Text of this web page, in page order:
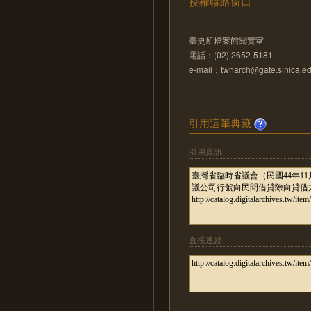
臺史所檔案館閱覽室
電話：(02) 2652-5181
e-mail：
引用這筆典藏
引用資訊
直接連結